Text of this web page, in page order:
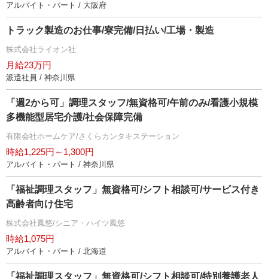
アルバイト・パート / 大阪府
トラック製造のお仕事/寮完備/日払い/工場・製造
株式会社ライオン社
月給23万円
派遣社員 / 神奈川県
「週2から可」調理スタッフ/無資格可/午前のみ/看護小規模
多機能型居宅介護/社会保障完備
有限会社ホームケア/さくらカンタキステーション
時給1,225円～1,300円
アルバイト・パート / 神奈川県
「福祉調理スタッフ」無資格可/シフト相談可/サービス付き
高齢者向け住宅
株式会社鳳悠/シニア・ハイツ鳳悠
時給1,075円
アルバイト・パート / 北海道
「福祉調理スタッフ」無資格可/シフト相談可/特別養護老人